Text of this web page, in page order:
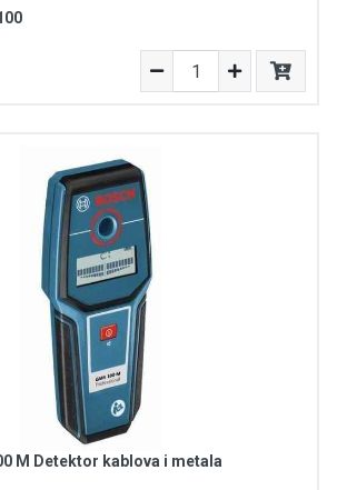
M Detektor kablova i metala